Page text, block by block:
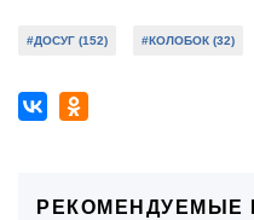
#ДОСУГ (152) #КОЛОБОК (32)
РЕКОМЕНДУЕМЫЕ